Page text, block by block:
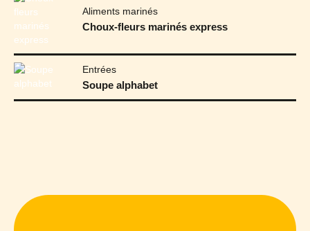
Aliments marinés
Choux-fleurs marinés express
Entrées
Soupe alphabet